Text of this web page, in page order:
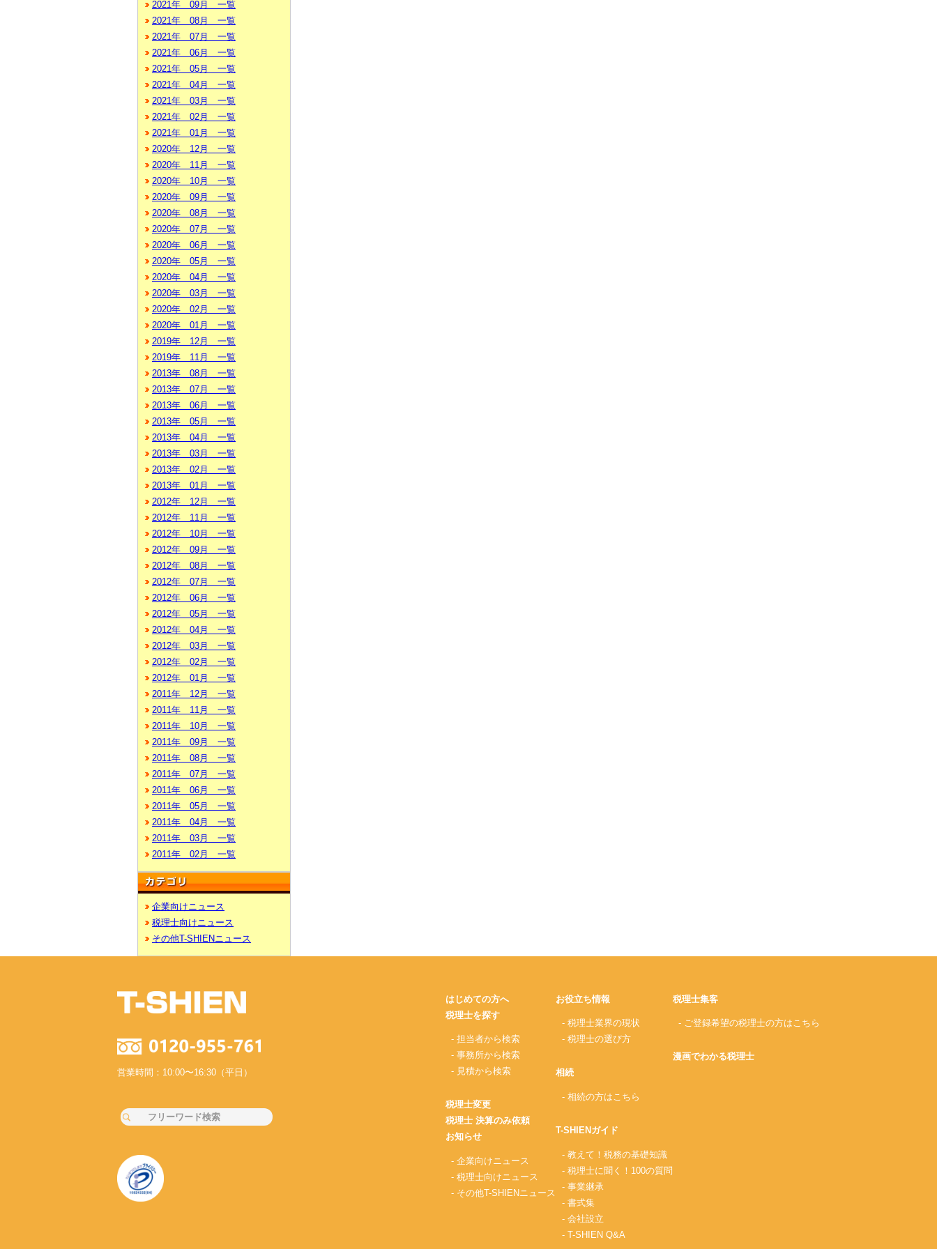
2021年 09月 一覧
2021年 08月 一覧
2021年 07月 一覧
2021年 06月 一覧
2021年 05月 一覧
2021年 04月 一覧
2021年 03月 一覧
2021年 02月 一覧
2021年 01月 一覧
2020年 12月 一覧
2020年 11月 一覧
2020年 10月 一覧
2020年 09月 一覧
2020年 08月 一覧
2020年 07月 一覧
2020年 06月 一覧
2020年 05月 一覧
2020年 04月 一覧
2020年 03月 一覧
2020年 02月 一覧
2020年 01月 一覧
2019年 12月 一覧
2019年 11月 一覧
2013年 08月 一覧
2013年 07月 一覧
2013年 06月 一覧
2013年 05月 一覧
2013年 04月 一覧
2013年 03月 一覧
2013年 02月 一覧
2013年 01月 一覧
2012年 12月 一覧
2012年 11月 一覧
2012年 10月 一覧
2012年 09月 一覧
2012年 08月 一覧
2012年 07月 一覧
2012年 06月 一覧
2012年 05月 一覧
2012年 04月 一覧
2012年 03月 一覧
2012年 02月 一覧
2012年 01月 一覧
2011年 12月 一覧
2011年 11月 一覧
2011年 10月 一覧
2011年 09月 一覧
2011年 08月 一覧
2011年 07月 一覧
2011年 06月 一覧
2011年 05月 一覧
2011年 04月 一覧
2011年 03月 一覧
2011年 02月 一覧
企業向けニュース
税理士向けニュース
その他T-SHIENニュース
営業時間：10:00〜16:30（平日）
はじめての方へ
税理士を探す
- 担当者から検索
- 事務所から検索
- 見積から検索
税理士変更
税理士 決算のみ依頼
お知らせ
- 企業向けニュース
- 税理士向けニュース
- その他T-SHIENニュース
お役立ち情報
- 税理士業界の現状
- 税理士の選び方
相続
- 相続の方はこちら
T-SHIENガイド
- 教えて！税務の基礎知識
- 税理士に聞く！100の質問
- 事業継承
- 書式集
- 会社設立
- T-SHIEN Q&A
税理士集客
- ご登録希望の税理士の方はこちら
漫画でわかる税理士